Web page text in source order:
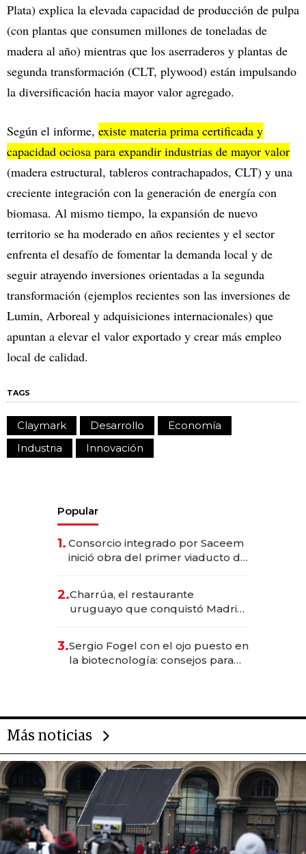
Plata) explica la elevada capacidad de producción de pulpa
(con plantas que consumen millones de toneladas de
madera al año) mientras que los aserraderos y plantas de
segunda transformación (CLT, plywood) están impulsando
la diversificación hacia mayor valor agregado.
Según el informe, existe materia prima certificada y
capacidad ociosa para expandir industrias de mayor valor
(madera estructural, tableros contrachapados, CLT) y una
creciente integración con la generación de energía con
biomasa. Al mismo tiempo, la expansión de nuevo
territorio se ha moderado en años recientes y el sector
enfrenta el desafío de fomentar la demanda local y de
seguir atrayendo inversiones orientadas a la segunda
transformación (ejemplos recientes son las inversiones de
Lumin, Arboreal y adquisiciones internacionales) que
apuntan a elevar el valor exportado y crear más empleo
local de calidad.
TAGS
Claymark Desarrollo
Economía
Industria
Innovación
Popular
1. Consorcio integrado por Saceem
inició obra del primer viaducto de
millones
2.Charrúa, el restaurante
uruguayo que conquistó Madrid:
anticipación y prepara apertura
3.Sergio Fogel con el ojo puesto en
la biotecnología: consejos para
Más noticias